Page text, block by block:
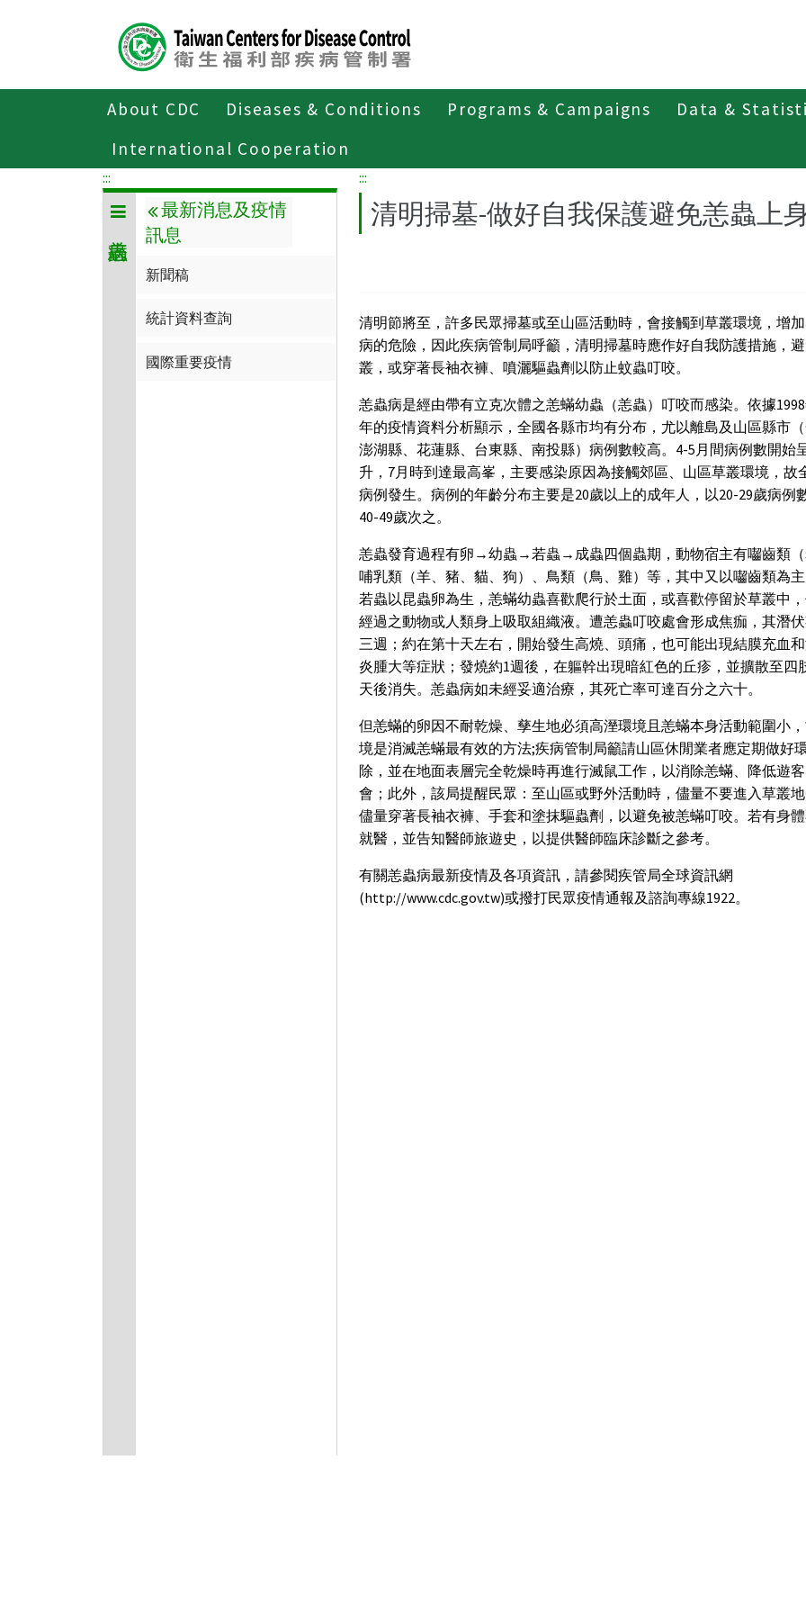
About CDC Diseases & Conditions Programs & Campaigns
Data &
International Cooperation
傳染病與防疫專題
:::
最新消息及疫情
訊息
新聞稿
統計資料查詢
國際重要疫情
:::
清明掃墓-做好自我保護避免恙蟲上
清明節將至，許多民眾掃墓或至山區活動時，會接觸到草叢環境，增
病的危險，因此疾病管制局呼籲，清明掃墓時應作好自我防護措施，
叢，或穿著長袖衣褲、噴灑驅蟲劑以防止蚊蟲叮咬。
恙蟲病是經由帶有立克次體之恙蟎幼蟲（恙蟲）叮咬而感染。依據
年的疫情資料分析顯示，全國各縣市均有分布，尤以離島及山區縣市
澎湖縣、花蓮縣、台東縣、南投縣）病例數較高。4-5月間病例數開始
升，7月時到達最高峯，主要感染原因為接觸郊區、山區草叢環境，故
病例發生。病例的年齡分布主要是20歲以上的成年人，以20-29歲病例
40-49歲次之。
恙蟲發育過程有卵→幼蟲→若蟲→成蟲四個蟲期，動物宿主有囓齒類
哺乳類（羊、豬、貓、狗）、鳥類（鳥、雞）等，其中又以囓齒類為
若蟲以昆蟲卵為生，恙蟎幼蟲喜歡爬行於土面，或喜歡停留於草叢中
經過之動物或人類身上吸取組織液。遭恙蟲叮咬處會形成焦痂，其潛
三週；約在第十天左右，開始發生高燒、頭痛，也可能出現結膜充血
炎腫大等症狀；發燒約1週後，在軀幹出現暗紅色的丘疹，並擴散至四
天後消失。恙蟲病如未經妥適治療，其死亡率可達百分之六十。
但恙蟎的卵因不耐乾燥、孳生地必須高溼環境且恙蟎本身活動範圍小
境是消滅恙蟎最有效的方法;疾病管制局籲請山區休閒業者應定期做好
除，並在地面表層完全乾燥時再進行滅鼠工作，以消除恙蟎、降低遊
會；此外，該局提醒民眾：至山區或野外活動時，儘量不要進入草叢
儘量穿著長袖衣褲、手套和塗抹驅蟲劑，以避免被恙蟎叮咬。若有身
就醫，並告知醫師旅遊史，以提供醫師臨床診斷之參考。
有關恙蟲病最新疫情及各項資訊，請參閱疾管局全球資訊網
(http://www.cdc.gov.tw)或撥打民眾疫情通報及諮詢專線1922。